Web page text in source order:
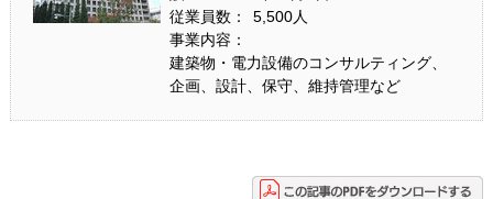
従業員数 ：
5,500人
事業内容 ：
建築物・電力設備のコンサルティング、
企画、設計、保守、維持管理など